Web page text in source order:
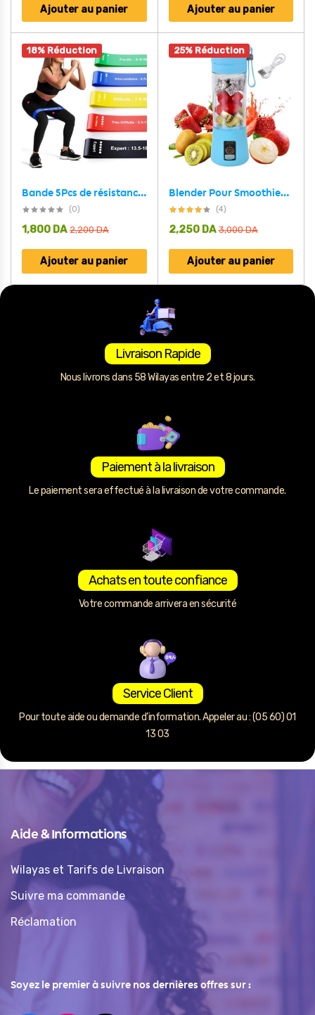
Ajouter au panier Ajouter au panier
18% Réduction
Bande 5Pcs de résistance élastique extensible pour l’entraînement
(0)
2,200DA
1,800 DA
Ajouter au panier
25% Réduction
Blender Pour Smoothies Portable Ultra Puissant – Rechargeable
(4)
3,000DA
2,250 DA
Ajouter au panier
Livraison Rapide
Nous livrons dans 58 Wilayas entre 2 et 8 jours.
Paiement à la livraison
Le paiement sera effectué à la livraison de votre commande.
Achats en toute confiance
Votre commande arrivera en sécurité
Service Client
Pour toute aide ou demande d’information. Appeler au : (05 60) 01
13 03
Aide & Informations
Wilayas et Tarifs de Livraison
Suivre ma commande
Réclamation
Soyez le premier à suivre nos dernières offres sur :